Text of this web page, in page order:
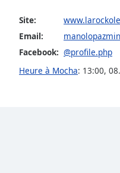
subtitles
settings
opens
Site:
Email:
Facebook: @profile.php
Heure à Mocha: 13:00,